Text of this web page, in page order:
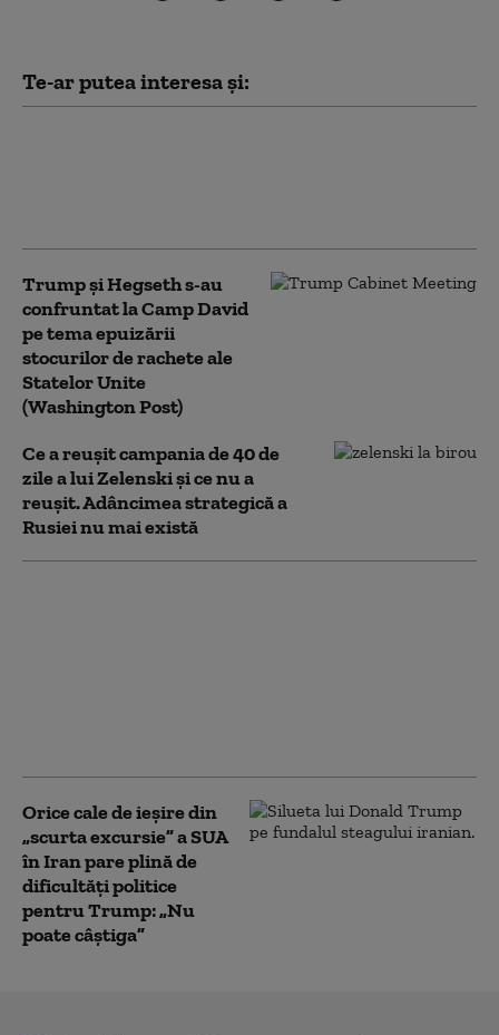
Te-ar putea interesa și:
Trump şi Hegseth s-au
confruntat la Camp David
pe tema epuizării
stocurilor de rachete ale
Statelor Unite
(Washington Post)
Ce a reușit campania de 40 de
zile a lui Zelenski și ce nu a
reușit. Adâncimea strategică a
Rusiei nu mai există
Orice cale de ieșire din
„scurta excursie” a SUA
în Iran pare plină de
dificultăți politice
pentru Trump: „Nu
poate câștiga”